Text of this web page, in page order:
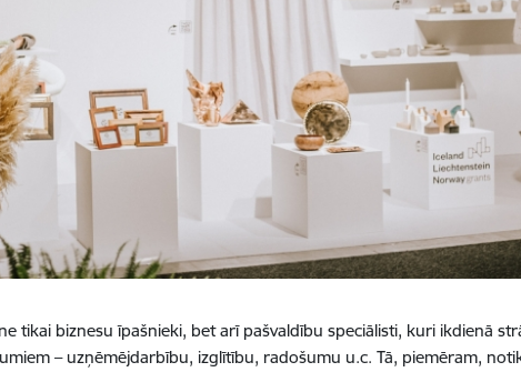
tikai biznesu īpašnieki, bet arī pašvaldību speciālisti, kuri ikdienā
– uzņēmējdarbību, izglītību, radošumu u.c. Tā, piemēram,